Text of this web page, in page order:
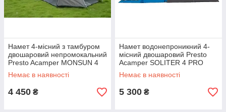
Намет 4-місний з тамбуром
двошаровий непромокальний
Presto Acamper MONSUN 4
PRO сірий Shopik
Немає в наявності
4 450 ₴
Намет водонепроникний 4-
місний двошаровий Presto
Acamper SOLITER 4 PRO
сіро-синій Shopik
Немає в наявності
5 300 ₴